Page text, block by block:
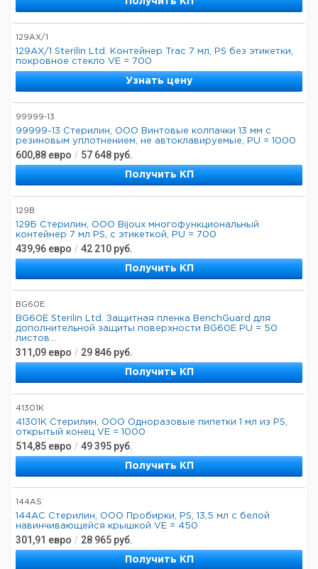
129AX/1
129AX/1 Sterilin Ltd. Контейнер Trac 7 мл, PS без этикетки,
покровное стекло VE = 700
Узнать цену
99999-13
99999-13 Стерилин, ООО Винтовые колпачки 13 мм с
резиновым уплотнением, не автоклавируемые, PU = 1000
600,88 евро / 57 648 руб.
Получить КП
129B
129Б Стерилин, ООО Bijoux многофункциональный
контейнер 7 мл PS, с этикеткой, PU = 700
439,96 евро / 42 210 руб.
Получить КП
BG60E
BG60E Sterilin Ltd. Защитная пленка BenchGuard для
дополнительной защиты поверхности BG60E PU = 50
листов...
311,09 евро / 29 846 руб.
Получить КП
41301K
41301К Стерилин, ООО Одноразовые пипетки 1 мл из PS,
открытый конец VE = 1000
514,85 евро / 49 395 руб.
Получить КП
144AS
144АС Стерилин, ООО Пробирки, PS, 13,5 мл с белой
навинчивающейся крышкой VE = 450
301,91 евро / 28 965 руб.
Получить КП